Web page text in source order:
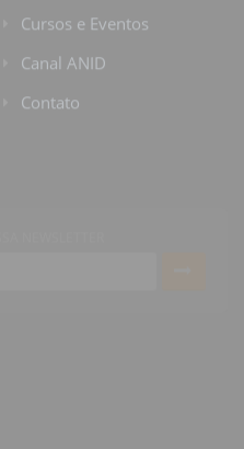
Cursos e Eventos
Canal ANID
Contato